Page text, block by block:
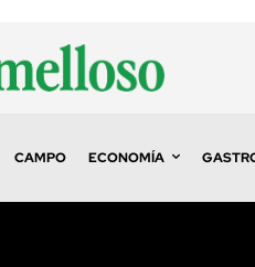
CAMPO ECONOMÍA